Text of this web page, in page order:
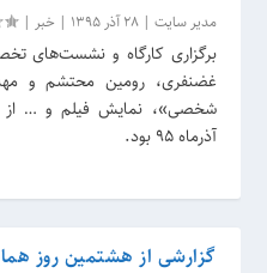
مدیر سایت |28 آذر 1395 | خبر |
برگزاری کارگاه و نشست‌های
غضنفری، رومین محتشم و
آذرماه ۹۵ بود.
گزارشی از هشتمین روز همایش «۱۰ روز